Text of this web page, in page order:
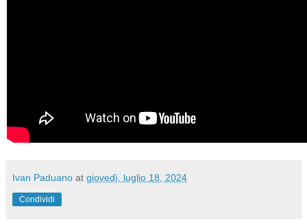
Ivan Paduano at giovedì, luglio 18, 2024
Condividi